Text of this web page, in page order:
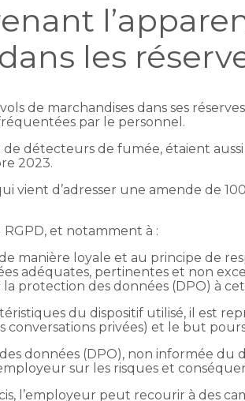
les
de marchandises dans ses
par le personnel.
de détecteurs de fumée, étaient
2023.
vient d’adresser une amende de
et notamment à :
manière loyale et au principe de
adéquates, pertinentes et non
la protection des données (DPO) à
du dispositif utilisé, il est
privées) et le but
données (DPO), non informée du
sur les risques et
l’employeur peut recourir à des